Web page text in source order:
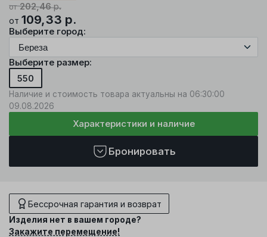
от202,46р.
от 109,33 р.
Выберите город:
Выберите размер:
550
Наличие и стоимость товара актуальны на 06:30:00
09.08.2026
Характеристики и наличие
Бронировать
Бессрочная гарантия и возврат
Изделия нет в вашем городе?
Закажите перемещение!